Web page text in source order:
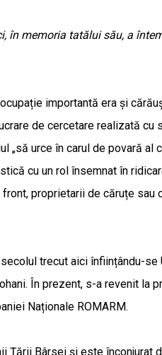
memoria tatălui său, a
importantă era și
de cercetare realizată
urce în carul de povară
cu un rol însemnat în
proprietarii de căruțe
trecut aici înființându-
În prezent, s-a revenit la
Naționale ROMARM.
Bârsei și este